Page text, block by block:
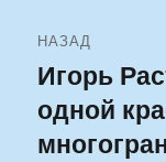
по
записям
НАЗАД
Предыдущая
запись:
Игорь
одной